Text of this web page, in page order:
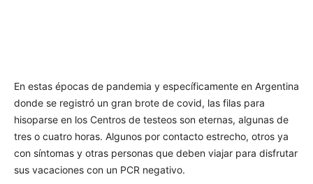
En estas épocas de pandemia y específicamente en Argentina
donde se registró un gran brote de covid, las filas para
hisoparse en los Centros de testeos son eternas, algunas de
tres o cuatro horas. Algunos por contacto estrecho, otros ya
con síntomas y otras personas que deben viajar para disfrutar
sus vacaciones con un PCR negativo.